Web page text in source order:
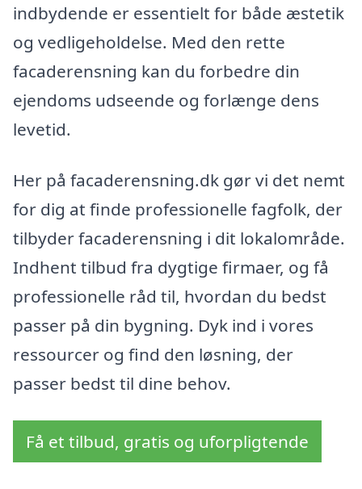
indbydende er essentielt for både æstetik
og vedligeholdelse. Med den rette
facaderensning kan du forbedre din
ejendoms udseende og forlænge dens
levetid.
Her på facaderensning.dk gør vi det nemt
for dig at finde professionelle fagfolk, der
tilbyder facaderensning i dit lokalområde.
Indhent tilbud fra dygtige firmaer, og få
professionelle råd til, hvordan du bedst
passer på din bygning. Dyk ind i vores
ressourcer og find den løsning, der
passer bedst til dine behov.
Få et tilbud, gratis og uforpligtende